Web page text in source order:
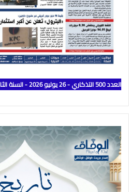
العدد 500 التذكاري - 26 يوليو 2026 - السنة الثالثة